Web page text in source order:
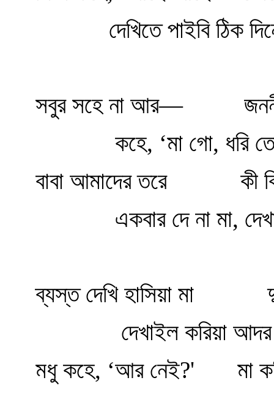
দেখিতে পাইবি ঠিক
সবুর সহে না আর— জননীরে
কহে, ‘মা গো, ধরি তোর
বাবা আমাদের তরে কী
একবার দে না মা,
ব্যস্ত দেখি হাসিয়া মা
দেখাইল করিয়া
মধু কহে, ‘আর নেই?' মা